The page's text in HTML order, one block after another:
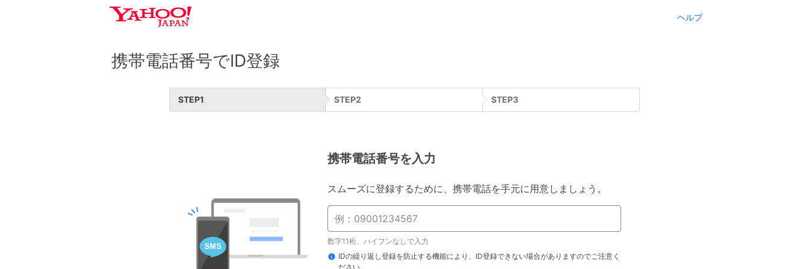
ヘルプ
携帯電話番号でID登録
STEP1 STEP2 STEP3
携帯電話番号を入力
スムーズに登録するために、携帯電話を手元に用意しましょう。
数字11桁、ハイフンなしで入力
IDの繰り返し登録を防止する機能により、ID登録できない場合がありますのでご注意く
ださい。